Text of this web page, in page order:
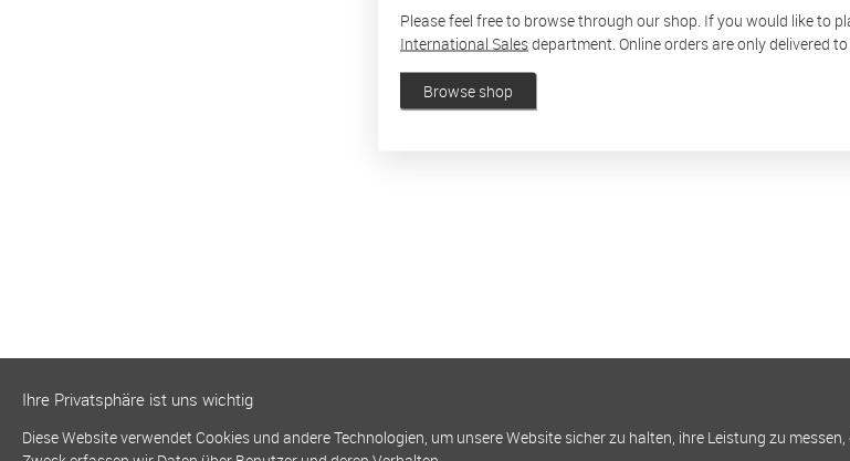
Please feel free to browse through our shop. If you would like to
International Salesdepartment. Online orders are only delivered
Browse shop
Ihre Privatsphäre ist uns wichtig
Diese Website verwendet Cookies und andere Technologien, um unsere Website sicher zu halten, ihre Leistung zu